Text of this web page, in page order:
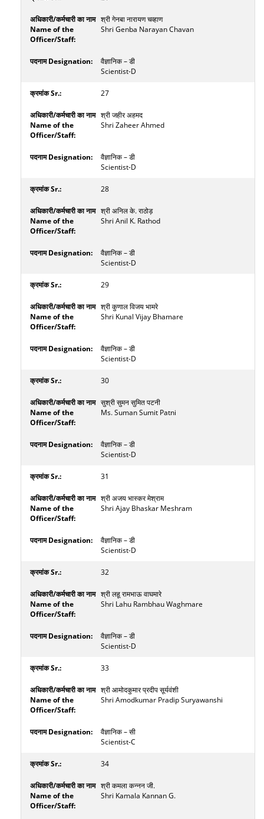
श्री गेनबा नारायण चव्हाण
Shri Genba Narayan Chavan
वैज्ञानिक – डी
Scientist-D
27
श्री जहीर अहमद
Shri Zaheer Ahmed
वैज्ञानिक – डी
Scientist-D
28
श्री अनिल के. राठोड़
Shri Anil K. Rathod
वैज्ञानिक – डी
Scientist-D
29
श्री कुणाल विजय भामरे
Shri Kunal Vijay Bhamare
वैज्ञानिक – डी
Scientist-D
30
सुश्री सुमन सुमित पटनी
Ms. Suman Sumit Patni
वैज्ञानिक – डी
Scientist-D
31
श्री अजय भास्कर मेश्राम
Shri Ajay Bhaskar Meshram
वैज्ञानिक – डी
Scientist-D
32
श्री लहू रामभाऊ वाघमारे
Shri Lahu Rambhau Waghmare
वैज्ञानिक – डी
Scientist-D
33
श्री आमोदकुमार प्रदीप सूर्यवंशी
Shri Amodkumar Pradip Suryawanshi
वैज्ञानिक – सी
Scientist-C
34
श्री कमला कन्नन जी.
Shri Kamala Kannan G.